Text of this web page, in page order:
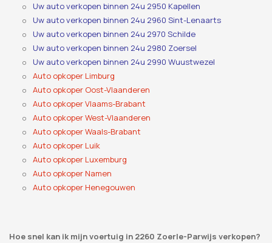
Uw auto verkopen binnen 24u 2950 Kapellen
Uw auto verkopen binnen 24u 2960 Sint-Lenaarts
Uw auto verkopen binnen 24u 2970 Schilde
Uw auto verkopen binnen 24u 2980 Zoersel
Uw auto verkopen binnen 24u 2990 Wuustwezel
Auto opkoper Limburg
Auto opkoper Oost-Vlaanderen
Auto opkoper Vlaams-Brabant
Auto opkoper West-Vlaanderen
Auto opkoper Waals-Brabant
Auto opkoper Luik
Auto opkoper Luxemburg
Auto opkoper Namen
Auto opkoper Henegouwen
Hoe snel kan ik mijn voertuig in 2260 Zoerle-Parwijs verkopen?